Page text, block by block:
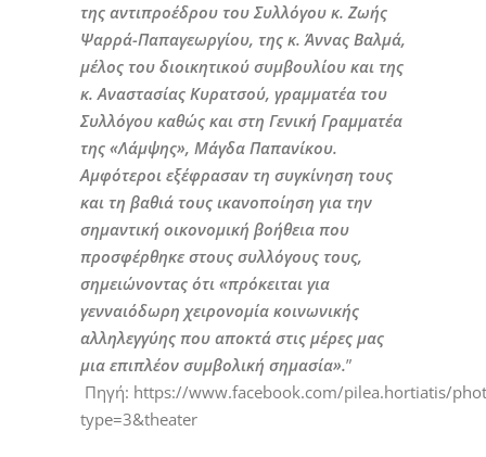
της αντιπροέδρου του Συλλόγου κ. Ζωής
Ψαρρά-Παπαγεωργίου, της κ. Άννας Βαλμά,
μέλος του διοικητικού συμβουλίου και της
κ. Αναστασίας Κυρατσού, γραμματέα του
Συλλόγου καθώς και στη Γενική Γραμματέα
της «Λάμψης», Μάγδα Παπανίκου.
Αμφότεροι εξέφρασαν τη συγκίνηση τους
και τη βαθιά τους ικανοποίηση για την
σημαντική οικονομική βοήθεια που
προσφέρθηκε στους συλλόγους τους,
σημειώνοντας ότι «πρόκειται για
γενναιόδωρη χειρονομία κοινωνικής
αλληλεγγύης που αποκτά στις μέρες μας
μια επιπλέον συμβολική σημασία».”
Πηγή: https://www.facebook.com/pilea.hortiatis/
type=3&theater